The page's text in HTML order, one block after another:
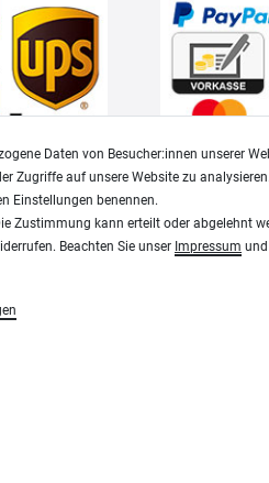
Daten von Besucher:innen unserer
Zugriffe auf unsere Website zu
Einstellungen benennen.
Zustimmung kann erteilt oder abgelehnt
Beachten Sie unser Impressum